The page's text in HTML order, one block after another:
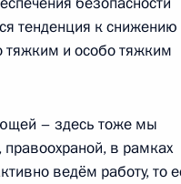
тенденция к снижению
тяжким и особо тяжким
– здесь тоже мы
в рамках
ведём работу, то